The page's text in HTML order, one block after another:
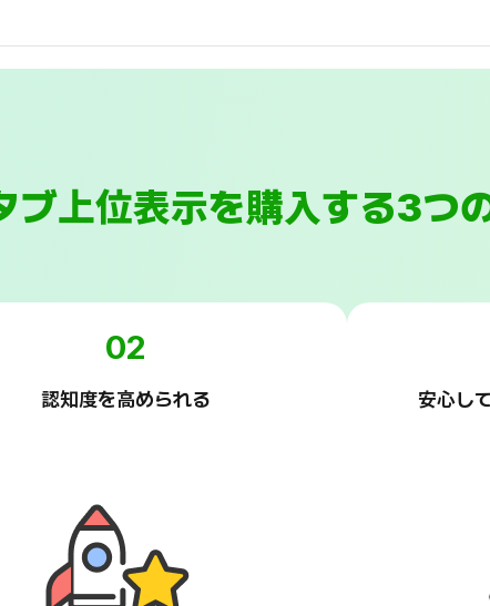
ブ上位表示を購入する3つ
02
認知度を高められる 安心し